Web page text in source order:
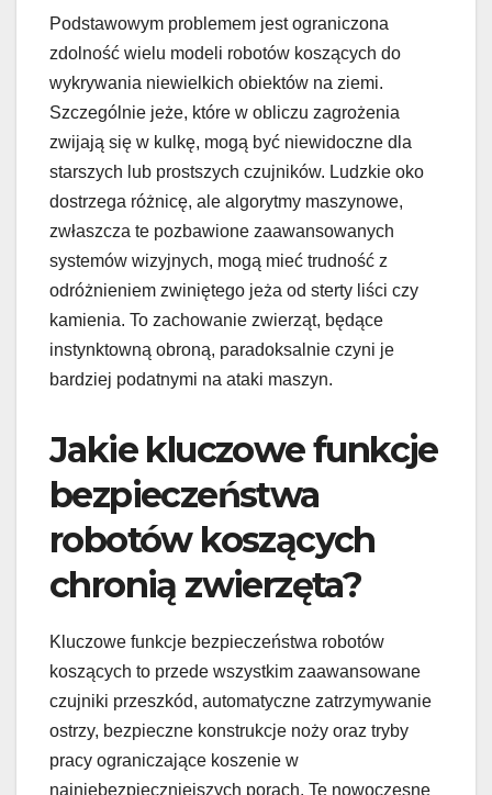
Podstawowym problemem jest ograniczona
zdolność wielu modeli robotów koszących do
wykrywania niewielkich obiektów na ziemi.
Szczególnie jeże, które w obliczu zagrożenia
zwijają się w kulkę, mogą być niewidoczne dla
starszych lub prostszych czujników. Ludzkie oko
dostrzega różnicę, ale algorytmy maszynowe,
zwłaszcza te pozbawione zaawansowanych
systemów wizyjnych, mogą mieć trudność z
odróżnieniem zwiniętego jeża od sterty liści czy
kamienia. To zachowanie zwierząt, będące
instynktowną obroną, paradoksalnie czyni je
bardziej podatnymi na ataki maszyn.
Jakie kluczowe funkcje
bezpieczeństwa
robotów koszących
chronią zwierzęta?
Kluczowe funkcje bezpieczeństwa robotów
koszących to przede wszystkim zaawansowane
czujniki przeszkód, automatyczne zatrzymywanie
ostrzy, bezpieczne konstrukcje noży oraz tryby
pracy ograniczające koszenie w
najniebezpieczniejszych porach. Te nowoczesne